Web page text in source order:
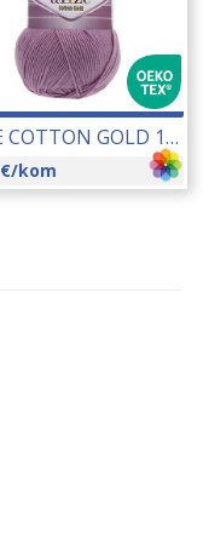
ALIZE COTTON GOLD 100 GR 13071
€/kom